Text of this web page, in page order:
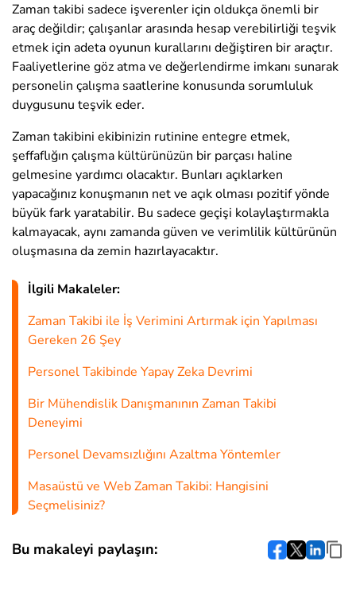
Zaman takibi sadece işverenler için oldukça önemli bir
araç değildir; çalışanlar arasında hesap verebilirliği teşvik
etmek için adeta oyunun kurallarını değiştiren bir araçtır.
Faaliyetlerine göz atma ve değerlendirme imkanı sunarak
personelin çalışma saatlerine konusunda sorumluluk
duygusunu teşvik eder.
Zaman takibini ekibinizin rutinine entegre etmek,
şeffaflığın çalışma kültürünüzün bir parçası haline
gelmesine yardımcı olacaktır. Bunları açıklarken
yapacağınız konuşmanın net ve açık olması pozitif yönde
büyük fark yaratabilir. Bu sadece geçişi kolaylaştırmakla
kalmayacak, aynı zamanda güven ve verimlilik kültürünün
oluşmasına da zemin hazırlayacaktır.
İlgili Makaleler:
Zaman Takibi ile İş Verimini Artırmak için Yapılması
Gereken 26 Şey
Personel Takibinde Yapay Zeka Devrimi
Bir Mühendislik Danışmanının Zaman Takibi
Deneyimi
Personel Devamsızlığını Azaltma Yöntemler
Masaüstü ve Web Zaman Takibi: Hangisini
Seçmelisiniz?
Bu makaleyi paylaşın: